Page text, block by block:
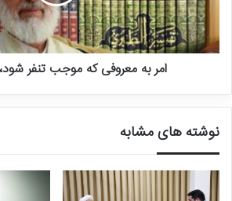
فضای کارخانه نوآوری آزادی طی یک
کارخانه نوآوری هم‌آوا از شرکت صنعتی آما
اسفندماه ۱۴۰۱ اجاره شده بود که در دو سال
با هدف تمدید قرارداد اجاره، با شرکت آما
سال ۱۴۰۱ به تصمیم معاون علمی و فناوری
پردیس مسئولیت مذاکره با شرکت آما را به
اسفند ۱۴۰۱ شرکت آما از طریق مراجع قضایی
قرارداد نیست و قصد تغییر کاربری و فروش ملک را
امر به معروفی که موجب تنفر
نوشته های مشابه